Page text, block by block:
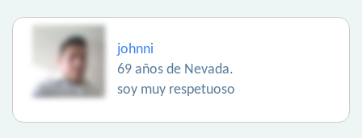
johnni
69 años de Nevada.
soy muy respetuoso